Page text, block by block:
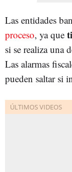
Las entidades
proceso, ya que
si se realiza una
Las alarmas
pueden saltar si